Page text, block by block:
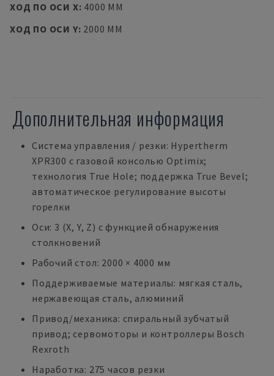
ХОД ПО ОСИ X: 4000 MM
ХОД ПО ОСИ Y: 2000 MM
Дополнительная информация
Система управления / резки: Hypertherm
XPR300 с газовой консолью Optimix;
технология True Hole; поддержка True Bevel;
автоматическое регулирование высоты
горелки
Оси: 3 (X, Y, Z) с функцией обнаружения
столкновений
Рабочий стол: 2000 × 4000 мм
Поддерживаемые материалы: мягкая сталь,
нержавеющая сталь, алюминий
Привод/механика: спиральный зубчатый
привод; сервомоторы и контроллеры Bosch
Rexroth
Наработка: 275 часов резки